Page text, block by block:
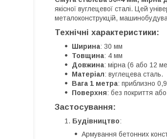
якісної вуглецевої сталі. Цей
металоконструкцій,
Технічні характеристики:
Ширина: 30 мм
Товщина: 4 мм
Довжина: мірна (6 або 12
Матеріал: вуглецева сталь.
Вага 1 метра: приблизно
Поверхня: без покриття
Застосування:
Будівництво:
Армування бетонних